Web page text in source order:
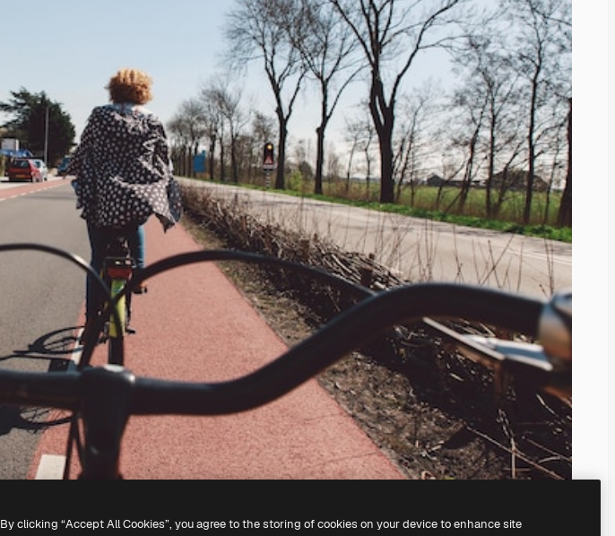
By clicking “Accept All Cookies”, you agree to the storing of cookies on your device to enhance site